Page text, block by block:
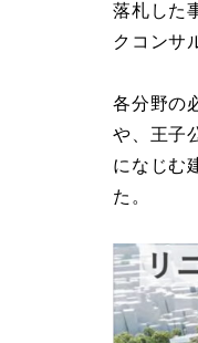
落札した
クコンサ
各分野の
や、王子
になじむ
た。